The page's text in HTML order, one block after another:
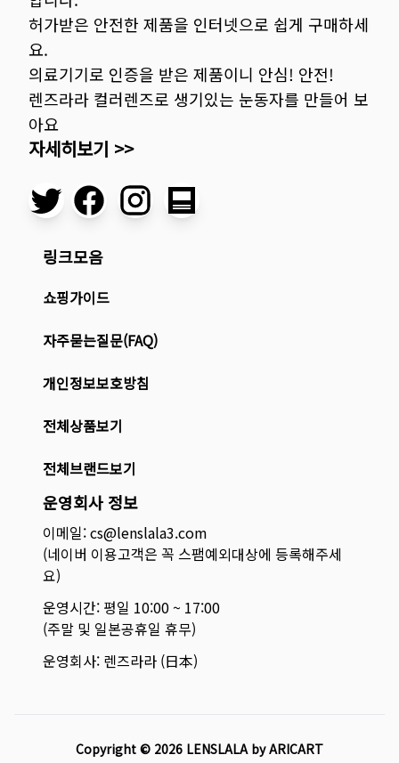
허가받은 안전한 제품을 인터넷으로 쉽게 구매하세
요.
의료기기로 인증을 받은 제품이니 안심! 안전!
렌즈라라 컬러렌즈로 생기있는 눈동자를 만들어 보
아요
자세히보기 >>
링크모음
쇼핑가이드
자주묻는질문(FAQ)
개인정보보호방침
전체상품보기
전체브랜드보기
운영회사 정보
이메일: cs@lenslala3.com
(네이버 이용고객은 꼭 스팸예외대상에 등록해주세
요)
운영시간: 평일 10:00 ~ 17:00
(주말 및 일본공휴일 휴무)
운영회사: 렌즈라라 (日本)
Copyright © 2026 LENSLALA by ARICART